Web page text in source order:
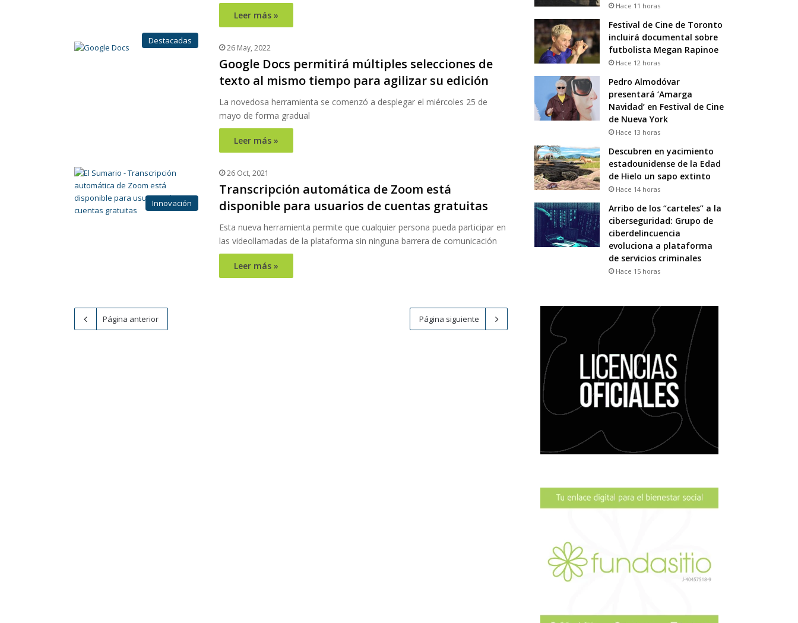
Leer más »
Destacadas
26 May, 2022
Google Docs permitirá múltiples selecciones de
texto al mismo tiempo para agilizar su edición
La novedosa herramienta se comenzó a desplegar el miércoles 25 de
mayo de forma gradual
Leer más »
Innovación
26 Oct, 2021
Transcripción automática de Zoom está
disponible para usuarios de cuentas gratuitas
Esta nueva herramienta permite que cualquier persona pueda participar en
las videollamadas de la plataforma sin ninguna barrera de comunicación
Leer más »
Página anterior Página siguiente
Hace 11 horas
Festival de Cine de Toronto
incluirá documental sobre
futbolista Megan Rapinoe
Hace 12 horas
Pedro Almodóvar
presentará ‘Amarga
Navidad’ en Festival de Cine
de Nueva York
Hace 13 horas
Descubren en yacimiento
estadounidense de la Edad
de Hielo un sapo extinto
Hace 14 horas
Arribo de los “carteles” a la
ciberseguridad: Grupo de
ciberdelincuencia
evoluciona a plataforma
de servicios criminales
Hace 15 horas